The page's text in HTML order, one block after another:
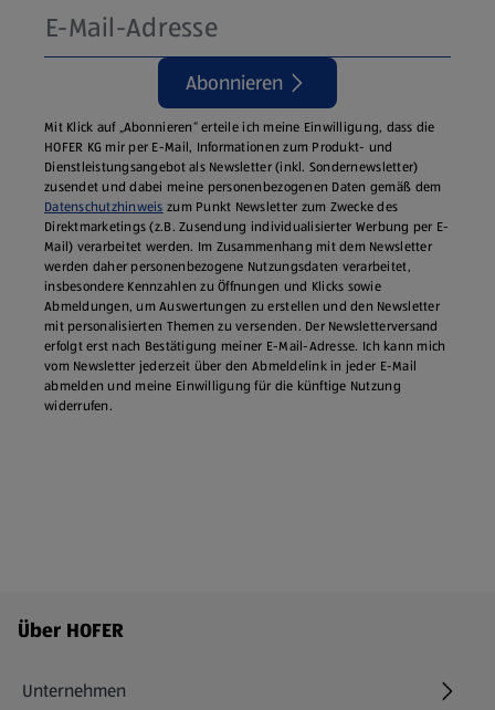
Abonnieren
Mit Klick auf „Abonnieren“ erteile ich meine Einwilligung, dass die
HOFER KG mir per E-Mail, Informationen zum Produkt- und
Dienstleistungsangebot als Newsletter (inkl. Sondernewsletter)
zusendet und dabei meine personenbezogenen Daten gemäß dem
Datenschutzhinweis zum Punkt Newsletter zum Zwecke des
Direktmarketings (z.B. Zusendung individualisierter Werbung per E-
Mail) verarbeitet werden. Im Zusammenhang mit dem Newsletter
werden daher personenbezogene Nutzungsdaten verarbeitet,
insbesondere Kennzahlen zu Öffnungen und Klicks sowie
Abmeldungen, um Auswertungen zu erstellen und den Newsletter
mit personalisierten Themen zu versenden. Der Newsletterversand
erfolgt erst nach Bestätigung meiner E-Mail-Adresse. Ich kann mich
vom Newsletter jederzeit über den Abmeldelink in jeder E‑Mail
abmelden und meine Einwilligung für die künftige Nutzung
widerrufen.
Fußzeilenmenü - weitere Links
Über HOFER
Unternehmen